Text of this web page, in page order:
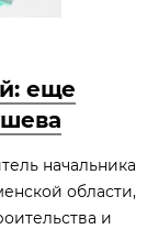
еще
начальника
области,
и